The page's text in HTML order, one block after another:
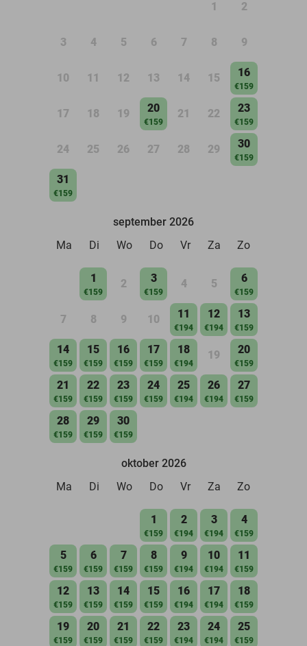
1 2
3 4 5 6 7 8 9
10 11 12 13 14 15 16
€159
17 18 19 20
€159
21 22 23
€159
24 25 26 27 28 29 30
€159
31
€159
september 2026
Ma
Di Wo Do Vr Za Zo
1
€159
2 3
€159
4 5 6
€159
7 8 9 10 11
€194
12
€194
13
€159
14
€159
15
€159
16
€159
17
€159
18
€194
19 20
€159
21
€159
22
€159
23
€159
24
€159
25
€194
26
€194
27
€159
28
€159
29
€159
30
€159
oktober 2026
Ma
Di Wo Do Vr Za Zo
1
€159
2
€194
3
€194
4
€159
5
€159
6
€159
7
€159
8
€159
9
€194
10
€194
11
€159
12
€159
13
€159
14
€159
15
€159
16
€194
17
€194
18
€159
19
€159
20
€159
21
€159
22
€159
23
€194
24
€194
25
€159